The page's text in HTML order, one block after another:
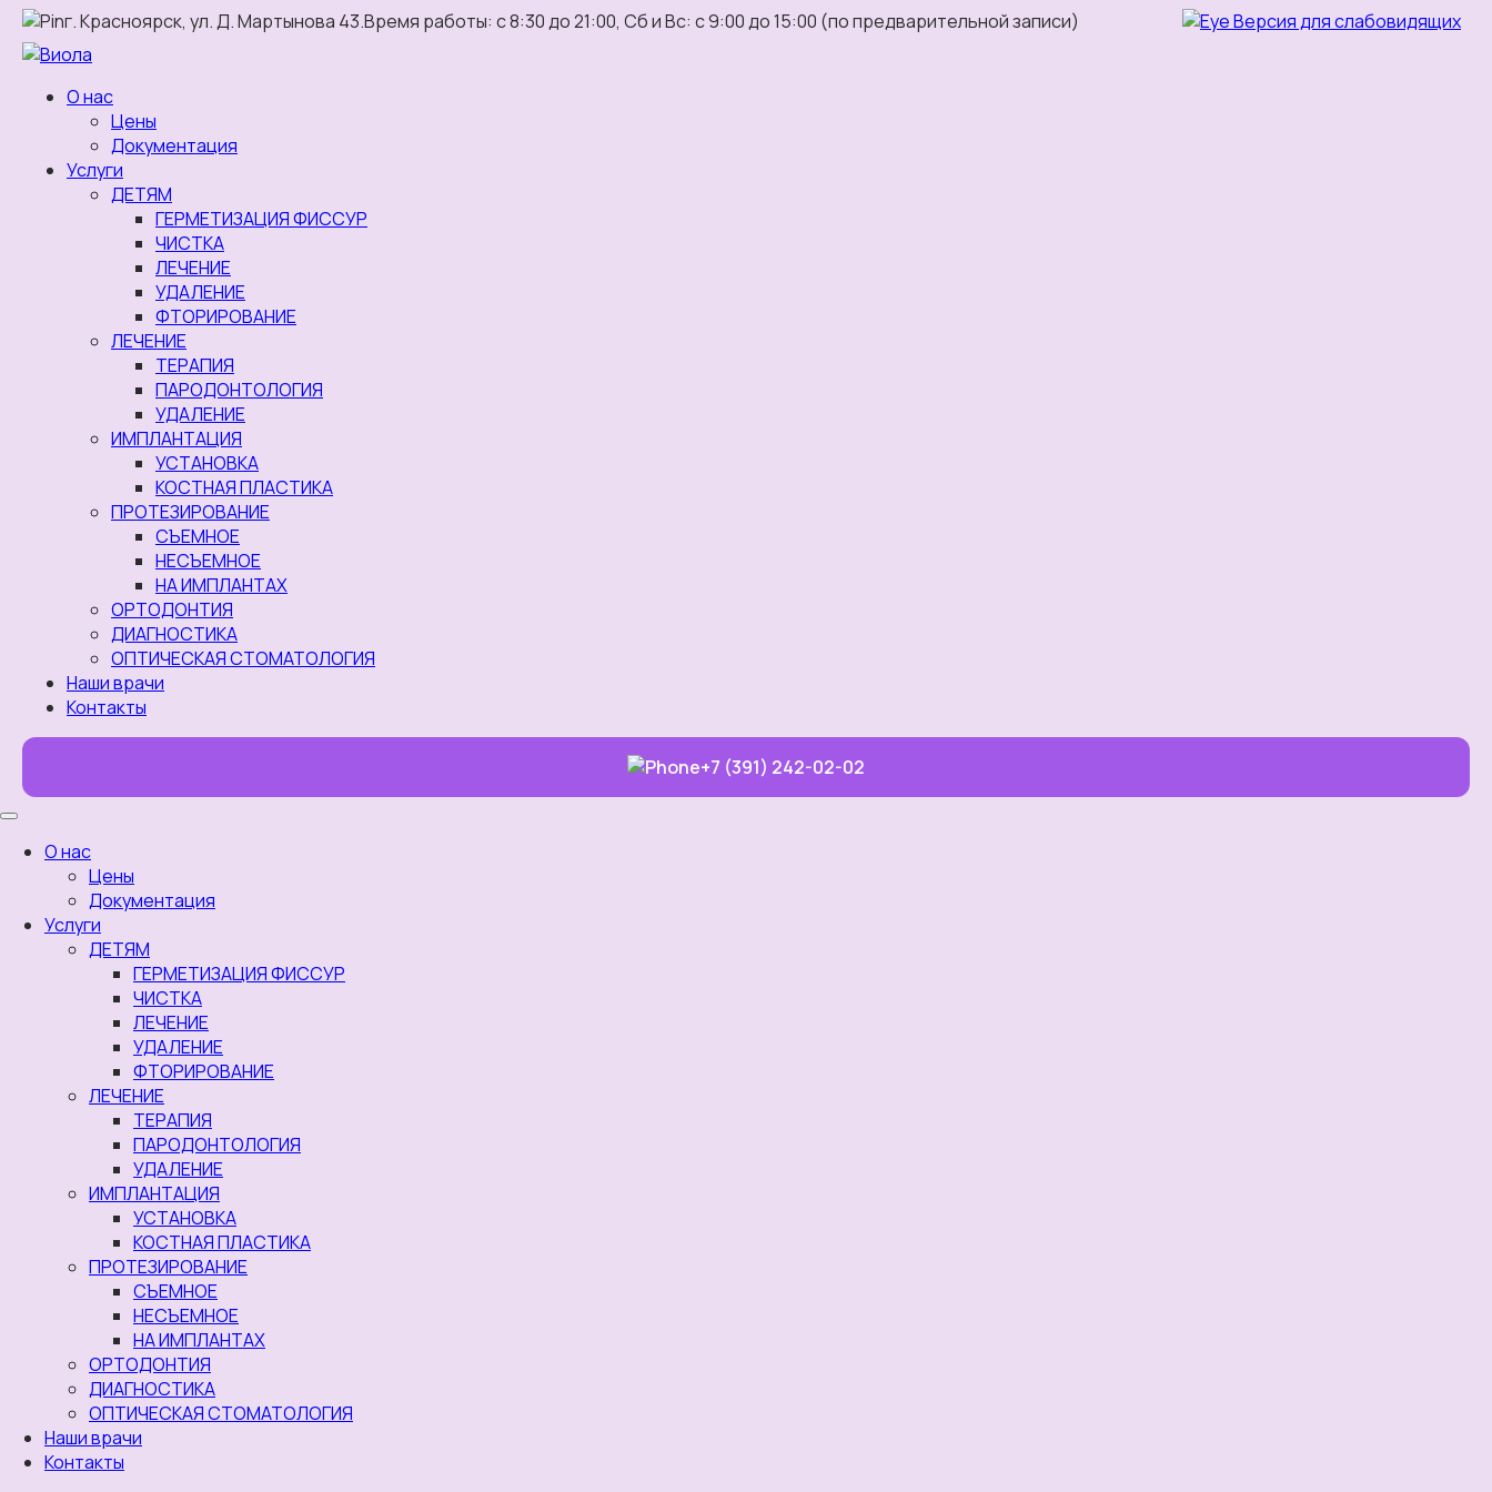
г. Красноярск, ул. Д. Мартынова 43.Время работы: с 8:30 до 21:00, Сб и Вс: с 9:00 до 15:00 (по предварительной записи) Версия для слабовидящих
О нас
Цены
Документация
Услуги
ДЕТЯМ
ГЕРМЕТИЗАЦИЯ ФИССУР
ЧИСТКА
ЛЕЧЕНИЕ
УДАЛЕНИЕ
ФТОРИРОВАНИЕ
ЛЕЧЕНИЕ
ТЕРАПИЯ
ПАРОДОНТОЛОГИЯ
УДАЛЕНИЕ
ИМПЛАНТАЦИЯ
УСТАНОВКА
КОСТНАЯ ПЛАСТИКА
ПРОТЕЗИРОВАНИЕ
СЪЕМНОЕ
НЕСЪЕМНОЕ
НА ИМПЛАНТАХ
ОРТОДОНТИЯ
ДИАГНОСТИКА
ОПТИЧЕСКАЯ СТОМАТОЛОГИЯ
Наши врачи
Контакты
+7 (391) 242-02-02
О нас
Цены
Документация
Услуги
ДЕТЯМ
ГЕРМЕТИЗАЦИЯ ФИССУР
ЧИСТКА
ЛЕЧЕНИЕ
УДАЛЕНИЕ
ФТОРИРОВАНИЕ
ЛЕЧЕНИЕ
ТЕРАПИЯ
ПАРОДОНТОЛОГИЯ
УДАЛЕНИЕ
ИМПЛАНТАЦИЯ
УСТАНОВКА
КОСТНАЯ ПЛАСТИКА
ПРОТЕЗИРОВАНИЕ
СЪЕМНОЕ
НЕСЪЕМНОЕ
НА ИМПЛАНТАХ
ОРТОДОНТИЯ
ДИАГНОСТИКА
ОПТИЧЕСКАЯ СТОМАТОЛОГИЯ
Наши врачи
Контакты